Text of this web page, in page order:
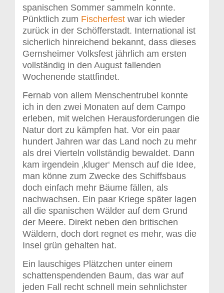
spanischen Sommer sammeln konnte.
Pünktlich zum Fischerfest war ich wieder
zurück in der Schöfferstadt. International ist
sicherlich hinreichend bekannt, dass dieses
Gernsheimer Volksfest jährlich am ersten
vollständig in den August fallenden
Wochenende stattfindet.
Fernab von allem Menschentrubel konnte
ich in den zwei Monaten auf dem Campo
erleben, mit welchen Herausforderungen die
Natur dort zu kämpfen hat. Vor ein paar
hundert Jahren war das Land noch zu mehr
als drei Vierteln vollständig bewaldet. Dann
kam irgendein ‚kluger‘ Mensch auf die Idee,
man könne zum Zwecke des Schiffsbaus
doch einfach mehr Bäume fällen, als
nachwachsen. Ein paar Kriege später lagen
all die spanischen Wälder auf dem Grund
der Meere. Direkt neben den britischen
Wäldern, doch dort regnet es mehr, was die
Insel grün gehalten hat.
Ein lauschiges Plätzchen unter einem
schattenspendenden Baum, das war auf
jeden Fall recht schnell mein sehnlichster